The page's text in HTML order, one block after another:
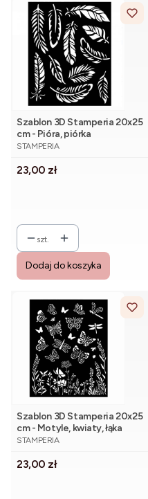
Szablon 3D Stamperia 20x25
cm - Pióra, piórka
PRODUCENT
STAMPERIA
Cena
23,00 zł
szt.
Dodaj do koszyka
Szablon 3D Stamperia 20x25
cm - Motyle, kwiaty, łąka
PRODUCENT
STAMPERIA
Cena
23,00 zł